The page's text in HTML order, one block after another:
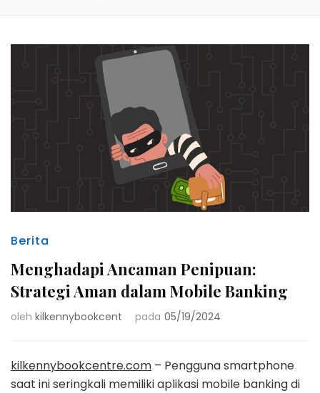
Berita
Menghadapi Ancaman Penipuan:
Strategi Aman dalam Mobile Banking
oleh kilkennybookcent pada 05/19/2024
kilkennybookcentre.com – Pengguna smartphone
saat ini seringkali memiliki aplikasi mobile banking di